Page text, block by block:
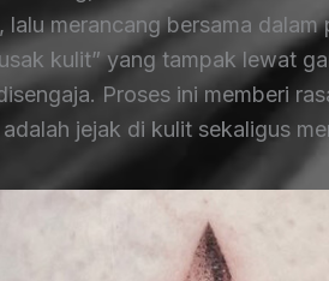
lalu merancang bersama
kulit” yang tampak lewat
Proses ini memberi
jejak di kulit sekaligus